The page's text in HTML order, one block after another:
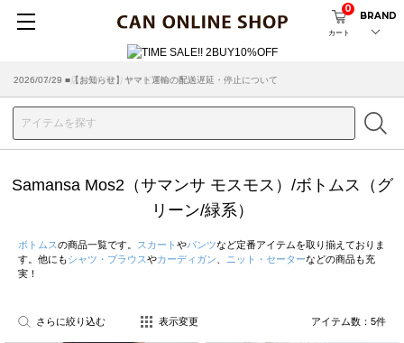
カート
0
BRAND
2026/07/29 ■【お知らせ】ヤマト運輸の配送遅延・停止について
2026/03/18 ■店舗受け取りサービスのご案内
Samansa Mos2（サマンサ モスモス）/ボトムス（グ
リーン/緑系）
ボトムスの商品一覧です。 スカート やパンツなど定番アイテムを取り揃えておりま
す。他にもシャツ・ブラウスやカーディガン ニット・セーターなどの商品も充
実！
さらに絞り込む 表示変更 アイテム数： 5件